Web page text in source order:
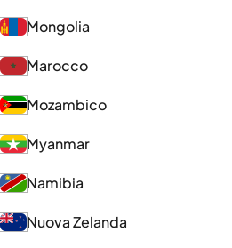
Mongolia
Marocco
Mozambico
Myanmar
Namibia
Nuova Zelanda